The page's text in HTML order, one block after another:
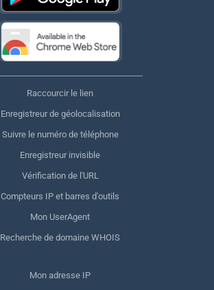
Raccourcir le lien
Enregistreur de géolocalisation
Suivre le numéro de téléphone
Enregistreur invisible
Vérification de l'URL
Compteurs IP et barres d'outils
Mon UserAgent
Recherche de domaine WHOIS
Mon adresse IP